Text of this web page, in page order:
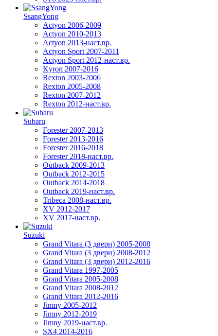
SsangYong
Actyon 2006-2009
Actyon 2010-2013
Actyon 2013-наст.вр.
Actyon Sport 2007-2011
Actyon Sport 2012-наст.вр.
Kyron 2007-2016
Rexton 2003-2006
Rexton 2005-2008
Rexton 2007-2012
Rexton 2012-наст.вр.
Subaru
Forester 2007-2013
Forester 2013-2016
Forester 2016-2018
Forester 2018-наст.вр.
Outback 2009-2013
Outback 2012-2015
Outback 2014-2018
Outback 2019-наст.вр.
Tribeca 2008-наст.вр.
XV 2012-2017
XV 2017-наст.вр.
Suzuki
Grand Vitara (3 двери) 2005-2008
Grand Vitara (3 двери) 2008-2012
Grand Vitara (3 двери) 2012-2016
Grand Vitara 1997-2005
Grand Vitara 2005-2008
Grand Vitara 2008-2012
Grand Vitara 2012-2016
Jimny 2005-2012
Jimny 2012-2019
Jimny 2019-наст.вр.
SX4 2014-2016